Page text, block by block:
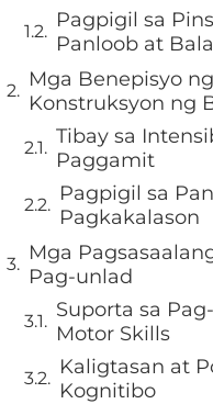
Pagpigil sa
Panloob at
Mga Benepisyo
Konstruksyon ng
Tibay sa
Paggamit
Pagpigil sa
Pagkakalason
Mga
Pag-unlad
Suporta sa
Motor Skills
Kaligtasan at
Kognitibo